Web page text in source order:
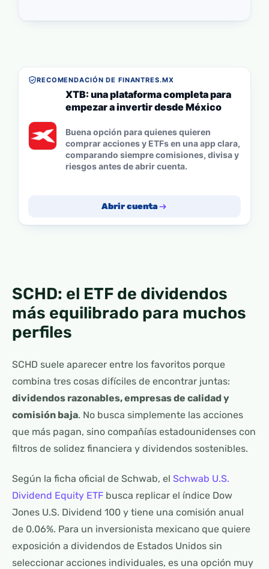
RECOMENDACIÓN DE FINANTRES.MX
XTB: una plataforma completa para
empezar a invertir desde México
Buena opción para quienes quieren
comprar acciones y ETFs en una app clara,
comparando siempre comisiones, divisa y
riesgos antes de abrir cuenta.
Abrir cuenta
SCHD: el ETF de dividendos
más equilibrado para muchos
perfiles
SCHD suele aparecer entre los favoritos porque
combina tres cosas difíciles de encontrar juntas:
dividendos razonables, empresas de calidad y
comisión baja. No busca simplemente las acciones
que más pagan, sino compañías estadounidenses con
filtros de solidez financiera y dividendos sostenibles.
Según la ficha oficial de Schwab, el Schwab U.S.
Dividend Equity ETF busca replicar el índice Dow
Jones U.S. Dividend 100 y tiene una comisión anual
de 0.06%. Para un inversionista mexicano que quiere
exposición a dividendos de Estados Unidos sin
seleccionar acciones individuales, es una opción muy